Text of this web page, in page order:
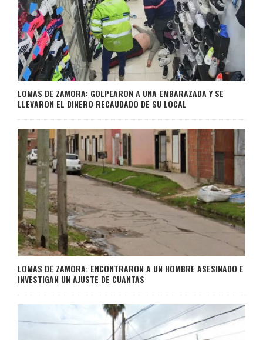
LOMAS DE ZAMORA: GOLPEARON A UNA EMBARAZADA Y SE
LLEVARON EL DINERO RECAUDADO DE SU LOCAL
LOMAS DE ZAMORA: ENCONTRARON A UN HOMBRE ASESINADO E
INVESTIGAN UN AJUSTE DE CUANTAS